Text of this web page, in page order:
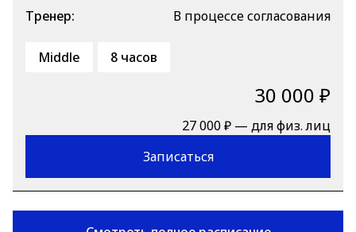
Тренер:
В процессе согласования
Middle 8 часов
30 000 ₽
27 000 ₽ — для физ. лиц
Записаться